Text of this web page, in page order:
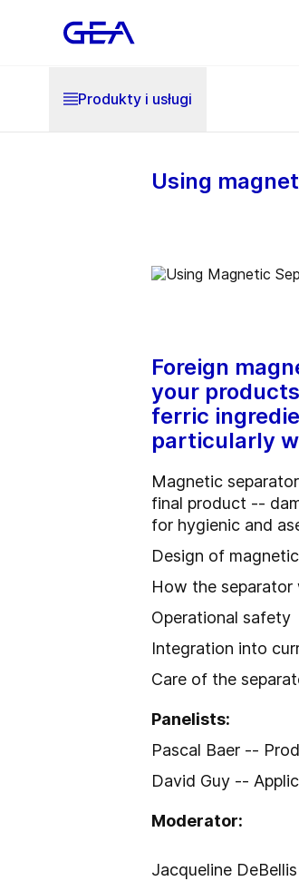
Produkty i usługi
Using
Foreign
your
ferric
particularly
Magnetic
final product --
for hygienic and
Design of
How the separator
Operational safety
Integration into
Care of the
Panelists:
Pascal Baer --
David Guy --
Moderator:
Jacqueline